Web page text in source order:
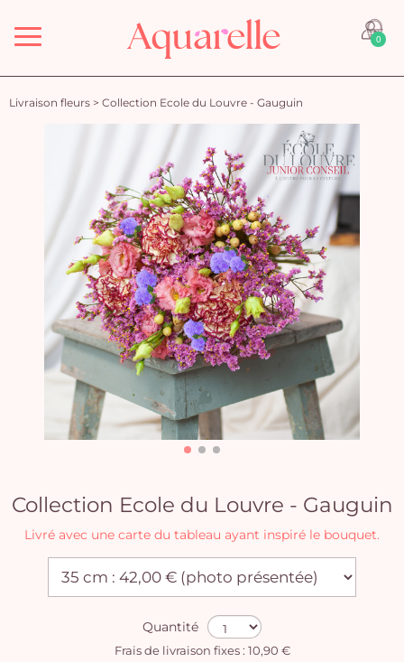
Menu 0
Livraison fleurs > Collection Ecole du Louvre - Gauguin
Collection Ecole du Louvre - Gauguin
Livré avec une carte du tableau ayant inspiré le bouquet.
Quantité
Frais de livraison fixes : 10,90 €